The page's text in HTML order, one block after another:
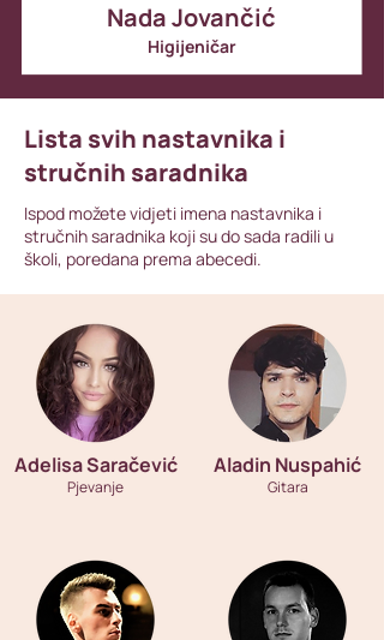
Nada Jovančić
Higijeničar
Lista svih nastavnika i
stručnih saradnika
Ispod možete vidjeti imena nastavnika i
stručnih saradnika koji su do sada radili u
školi, poredana prema abecedi.
Adelisa Saračević
Pjevanje
Aladin Nuspahić
Gitara